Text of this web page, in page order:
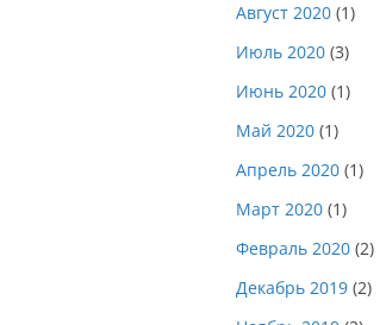
Август 2020 (1)
Июль 2020 (3)
Июнь 2020 (1)
Май 2020 (1)
Апрель 2020 (1)
Март 2020 (1)
Февраль 2020 (2)
Декабрь 2019 (2)